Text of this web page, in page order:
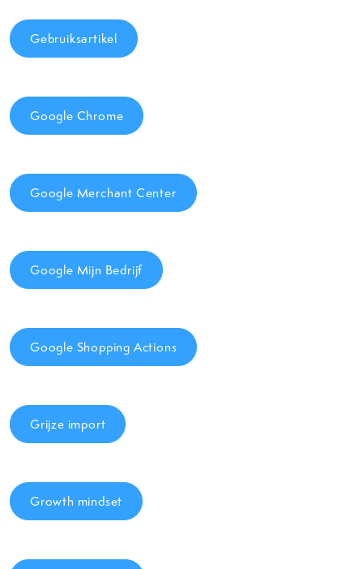
Gebruiksartikel
Google Chrome
Google Merchant Center
Google Mijn Bedrijf
Google Shopping Actions
Grijze import
Growth mindset